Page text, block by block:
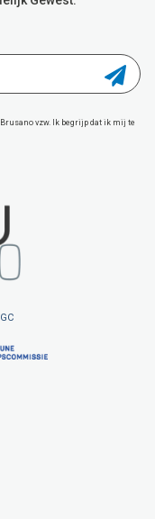
vzw. Ik begrijp dat ik mij te